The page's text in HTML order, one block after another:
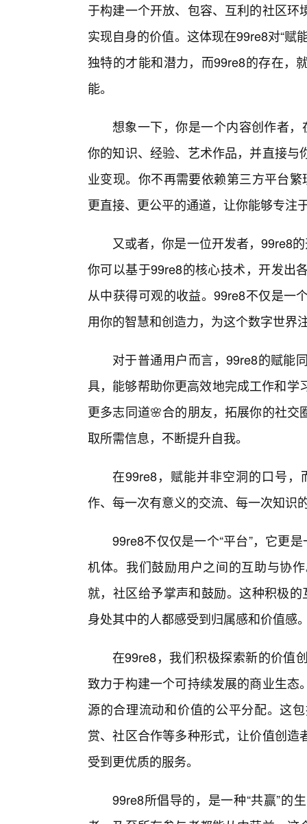
于构建一个开放、包容、互利的社区
实现自身的价值。这体现在99re8对“赋
独特的才能和潜力，而99re8的存在，
能。
想象一下，你是一个内容创作者
你的知识、经验、艺术作品，并直接
业变现。你不再需要依赖第三方平台
更直接、更公平的通道，让你能够专注
又或者，你是一位开发者，99re8
你可以基于99re8的核心技术，开发出
从中获得可观的收益。99re8不仅是一
用你的智慧和创造力，为这个数字世界
对于普通用户而言，99re8的赋能
具，能够帮助你更高效地完成工作和
更多志同道🌸合的朋友，拓展你的社
取所需信息，不断提升自我。
在99re8，赋能并非空洞的口号
作、每一次有意义的交流、每一次知识
99re8不仅仅是一个“平台”，它更
机体。我们鼓励用户之间的互助与协
就，社区给予掌声和鼓励。这种积极
身处其中的人都感受到归属感和价值感
在99re8，我们积极探索新的价值
致力于构建一个可持续发展的商业生
源的合理流动和价值的公平分配。这
赏、社区合作等多种形式，让价值创
受到更优质的服务。
99re8所倡导的，是一种“共赢”的